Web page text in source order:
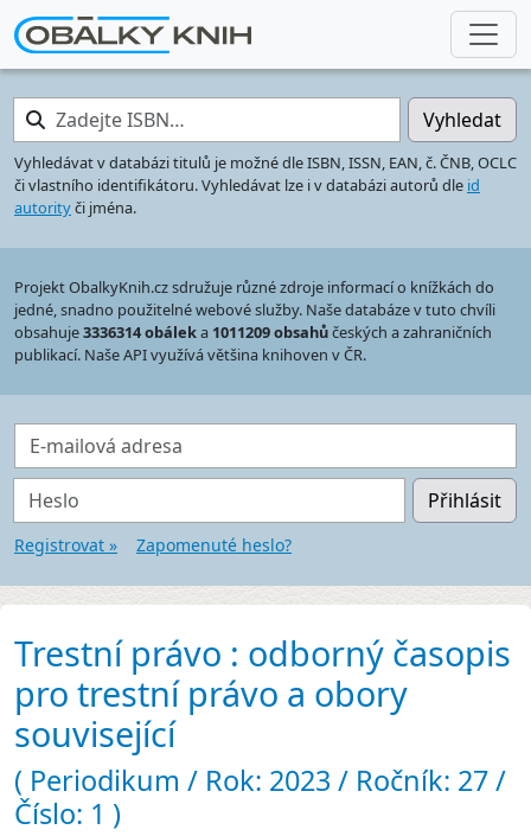
Zadejte ISBN… Vyhledat
Vyhledávat v databázi titulů je možné dle ISBN, ISSN, EAN, č. ČNB, OCLC
či vlastního identifikátoru. Vyhledávat lze i v databázi autorů dle id
autorityči jména.
Projekt ObalkyKnih.cz sdružuje různé zdroje informací o knížkách do
jedné, snadno použitelné webové služby. Naše databáze v tuto chvíli
obsahuje3336314 obáleka 1011209 obsahůčeských a zahraničních
publikací. Naše API využívá většina knihoven v ČR.
E-mailová adresa
Heslo Přihlásit
Registrovat » Zapomenuté heslo?
Trestní právo : odborný časopis
pro trestní právo a obory
související
( Periodikum / Rok: 2023 / Ročník: 27 /
Číslo: 1 )